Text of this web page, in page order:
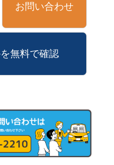
お問い合わせ
無料で確認